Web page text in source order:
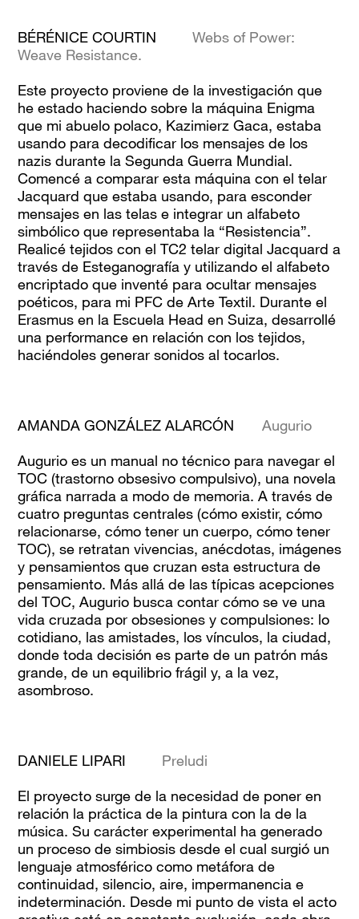
BÉRÉNICE COURTIN Webs of Power:
Weave Resistance.
Este proyecto proviene de la investigación que
he estado haciendo sobre la máquina Enigma
que mi abuelo polaco, Kazimierz Gaca, estaba
usando para decodificar los mensajes de los
nazis durante la Segunda Guerra Mundial.
Comencé a comparar esta máquina con el telar
Jacquard que estaba usando, para esconder
mensajes en las telas e integrar un alfabeto
simbólico que representaba la “Resistencia”.
Realicé tejidos con el TC2 telar digital Jacquard a
través de Esteganografía y utilizando el alfabeto
encriptado que inventé para ocultar mensajes
poéticos, para mi PFC de Arte Textil. Durante el
Erasmus en la Escuela Head en Suiza, desarrollé
una performance en relación con los tejidos,
haciéndoles generar sonidos al tocarlos.
AMANDA GONZÁLEZ ALARCÓN Augurio
Augurio es un manual no técnico para navegar el
TOC (trastorno obsesivo compulsivo), una novela
gráfica narrada a modo de memoria. A través de
cuatro preguntas centrales (cómo existir, cómo
relacionarse, cómo tener un cuerpo, cómo tener
TOC), se retratan vivencias, anécdotas, imágenes
y pensamientos que cruzan esta estructura de
pensamiento. Más allá de las típicas acepciones
del TOC, Augurio busca contar cómo se ve una
vida cruzada por obsesiones y compulsiones: lo
cotidiano, las amistades, los vínculos, la ciudad,
donde toda decisión es parte de un patrón más
grande, de un equilibrio frágil y, a la vez,
asombroso.
DANIELE LIPARI Preludi
El proyecto surge de la necesidad de poner en
relación la práctica de la pintura con la de la
música. Su carácter experimental ha generado
un proceso de simbiosis desde el cual surgió un
lenguaje atmosférico como metáfora de
continuidad, silencio, aire, impermanencia e
indeterminación. Desde mi punto de vista el acto